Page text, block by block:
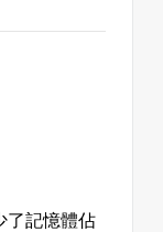
了記憶體佔